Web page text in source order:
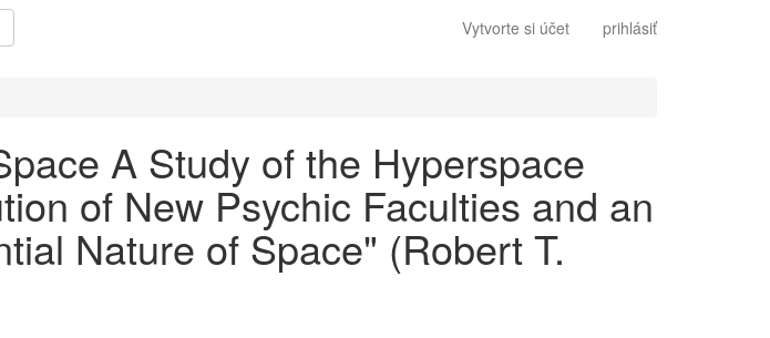
Vytvorte si účet prihlásiť
A Study of the Hyperspace
of New Psychic Faculties and an
Nature of Space" (Robert T.